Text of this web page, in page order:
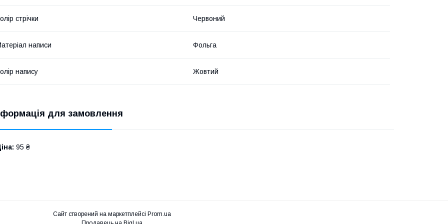
стрічки Червоний
написи Фольга
напису Жовтий
для замовлення
95 ₴
Сайт створений на маркетплейсі Prom.ua